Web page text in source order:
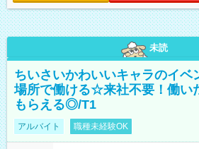
未読
ちいさいかわいいキャラのイベ
場所で働ける☆来社不要！働い
もらえる◎/T1
アルバイト 職種未経験OK